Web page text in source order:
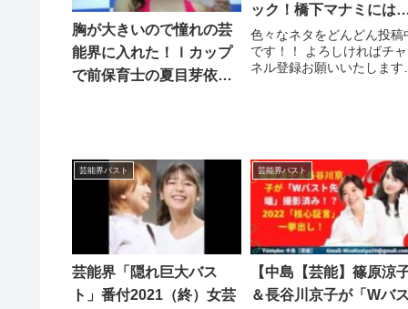
胸が大きいので憧れの芸
能界に入れた！Ｉカップ
で前保育士の夏目芽依の
ック！橋下マナミには
ウンゴール願望まで…
色々なネタをどんどん投稿
です！！ よろしければチ
ネル登録お願いいたします
芸能界バスト
芸能界「隠れ巨大バス
ト」番付2021（終）女芸
芸能界バスト
【中島【芸能】篠原涼
＆長谷川京子が「Wバ